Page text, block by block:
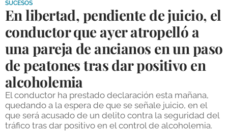
DEPORTES
COMPETICIONES
DEPORTE BASE
OPINIÓN
VENTANA CIUDADANA
CÓRDOBA
SUCESOS
En libertad, pendiente de juicio, el
conductor que ayer atropelló a
una pareja de ancianos en un paso
de peatones tras dar positivo en
alcoholemia
El conductor ha prestado declaración esta mañana,
quedando a la espera de que se señale juicio, en el
que será acusado de un delito contra la seguridad del
tráfico tras dar positivo en el control de alcoholemia.